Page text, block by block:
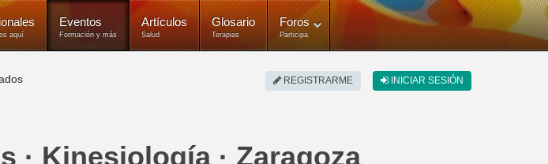
aquí
Eventos
Formación y más
Artículos
Salud
Glosario
Terapias
Foros
Participa
REGISTRARME INICIAR SESIÓN
· Kinesiología · Zaragoza